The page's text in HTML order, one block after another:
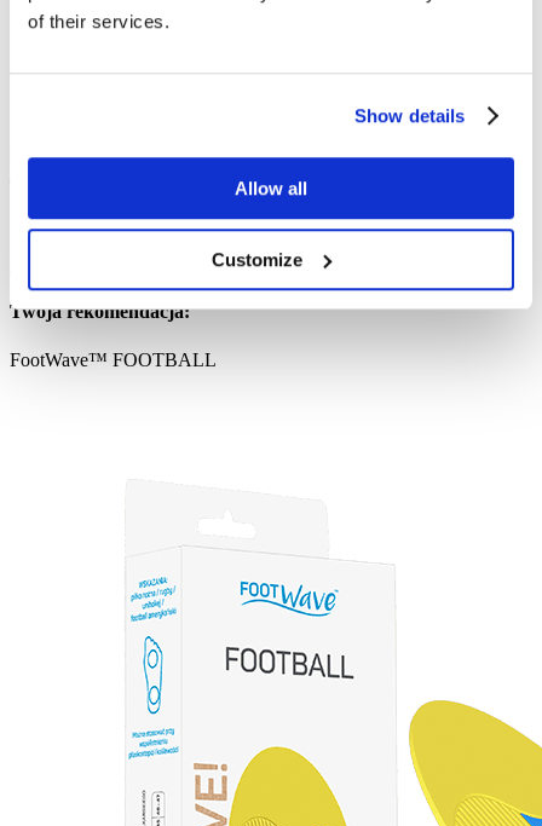
of their services.
Show details
Allow all
Customize
Maksymalna amortyzacja i stabilizacja podczas biegania i treningów
— redukuje przeciążenia i poprawia komfort ruchu.
Zobacz FootWave™ SPORT
Twoja rekomendacja:
FootWave™ FOOTBALL